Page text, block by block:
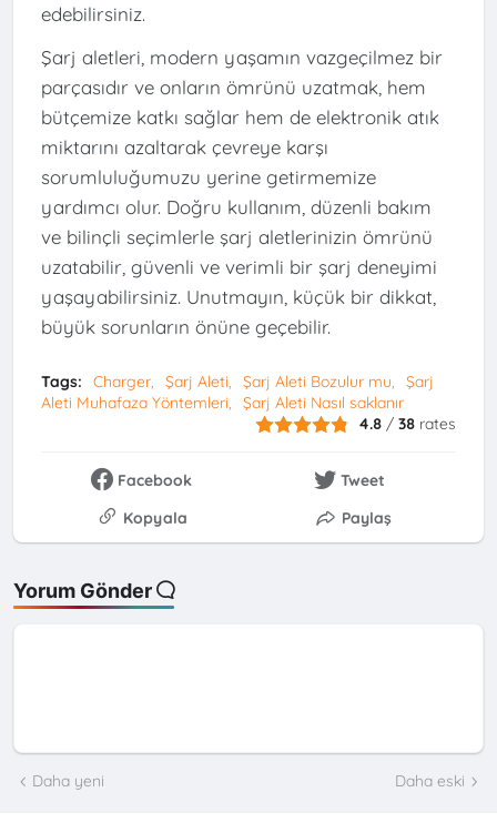
edebilirsiniz.
Şarj aletleri, modern yaşamın vazgeçilmez bir
parçasıdır ve onların ömrünü uzatmak, hem
bütçemize katkı sağlar hem de elektronik atık
miktarını azaltarak çevreye karşı
sorumluluğumuzu yerine getirmemize
yardımcı olur. Doğru kullanım, düzenli bakım
ve bilinçli seçimlerle şarj aletlerinizin ömrünü
uzatabilir, güvenli ve verimli bir şarj deneyimi
yaşayabilirsiniz. Unutmayın, küçük bir dikkat,
büyük sorunların önüne geçebilir.
Tags: Charger Şarj Aleti Şarj Aleti Bozulur mu
Şarj
Aleti Muhafaza Yöntemleri
Şarj Aleti Nasıl saklanır
4.8 /38 rates
Facebook
Tweet
Kopyala
Paylaş
Yorum Gönder
Daha yeni Daha eski